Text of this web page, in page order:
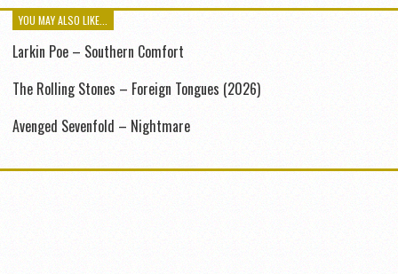
YOU MAY ALSO LIKE...
Larkin Poe – Southern Comfort
The Rolling Stones – Foreign Tongues (2026)
Avenged Sevenfold – Nightmare